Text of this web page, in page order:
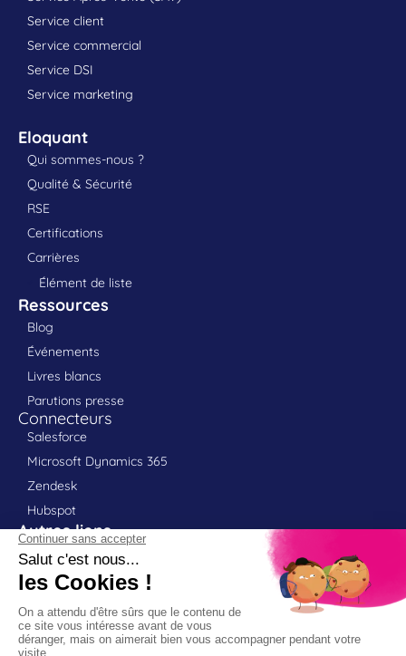
Service client
Service commercial
Service DSI
Service marketing
Eloquant
Qui sommes-nous ?
Qualité & Sécurité
RSE
Certifications
Carrières
Élément de liste
Ressources
Blog
Événements
Livres blancs
Parutions presse
Connecteurs
Salesforce
Microsoft Dynamics 365
Zendesk
Hubspot
Autres liens
Contact
Portail client
Support
Partenaires